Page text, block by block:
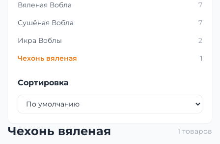
Вяленая Вобла
7
Сушёная Вобла
7
Икра Воблы
2
Чехонь вяленая
1
Сортировка
Чехонь вяленая 1 товаров